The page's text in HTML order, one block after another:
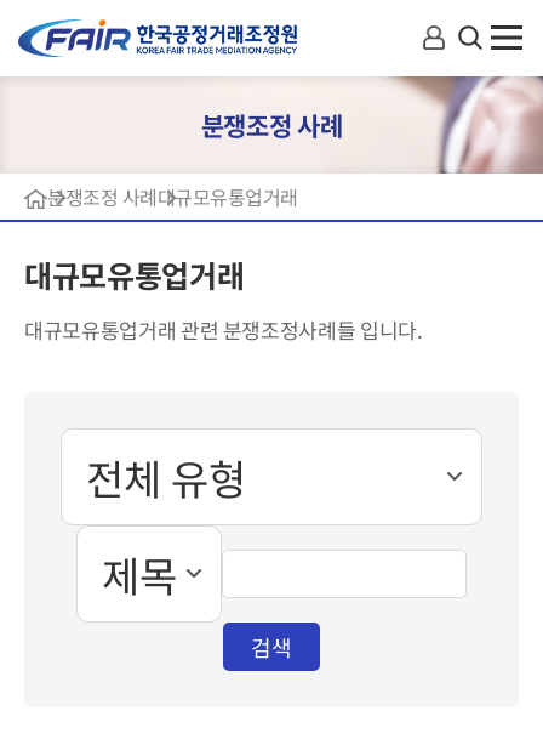
분쟁조정 사례
분쟁조정 사례대규모유통업거래
대규모유통업거래
대규모유통업거래 관련 분쟁조정사례들 입니다.
검색